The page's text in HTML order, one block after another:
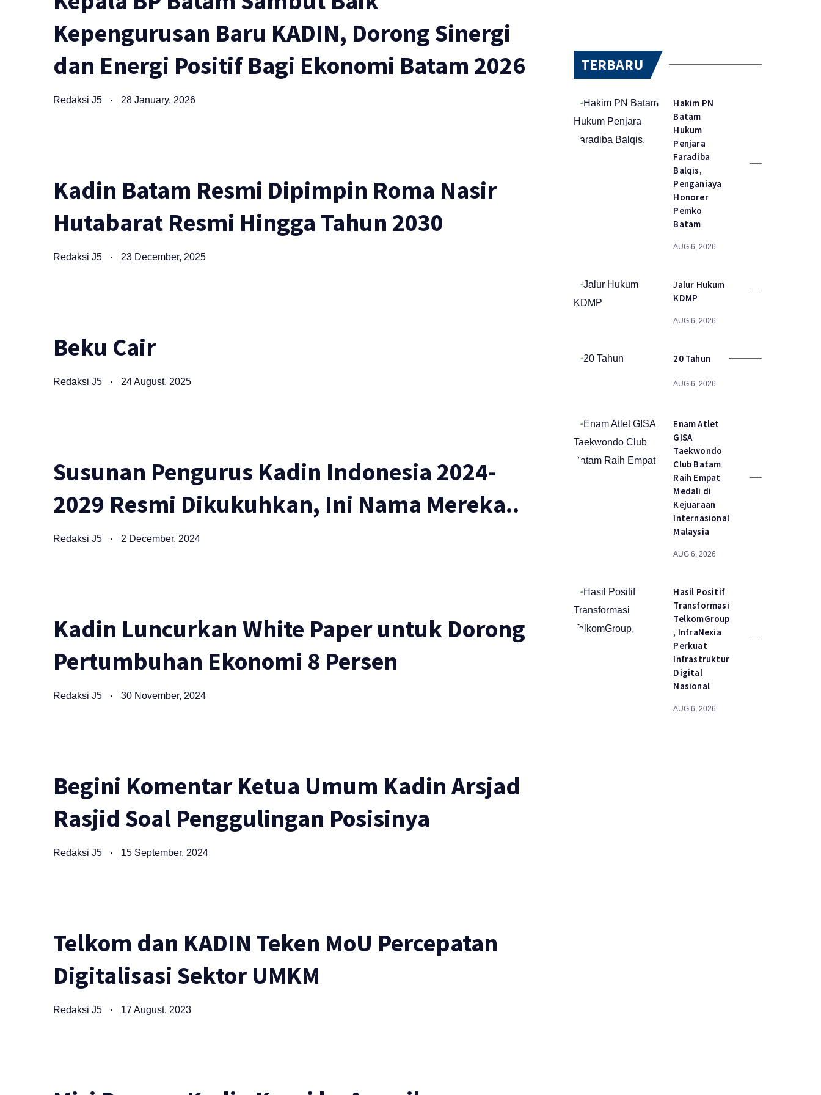
Kepengurusan Baru KADIN, Dorong Sinergi
dan Energi Positif Bagi Ekonomi Batam 2026
Redaksi J5 28 January, 2026
Kadin Batam Resmi Dipimpin Roma Nasir
Hutabarat Resmi Hingga Tahun 2030
Redaksi J5 23 December, 2025
Beku Cair
Redaksi J5 24 August, 2025
Susunan Pengurus Kadin Indonesia 2024-
2029 Resmi Dikukuhkan, Ini Nama Mereka..
Redaksi J5 2 December, 2024
Kadin Luncurkan White Paper untuk Dorong
Pertumbuhan Ekonomi 8 Persen
Redaksi J5 30 November, 2024
Begini Komentar Ketua Umum Kadin Arsjad
Rasjid Soal Penggulingan Posisinya
Redaksi J5 15 September, 2024
Telkom dan KADIN Teken MoU Percepatan
Digitalisasi Sektor UMKM
Redaksi J5 17 August, 2023
TERBARU
Hakim PN
Batam
Hukum
Penjara
Faradiba
Balqis,
Penganiaya
Honorer
Pemko
Batam
AUG 6, 2026
Jalur Hukum
KDMP
AUG 6, 2026
20 Tahun
AUG 6, 2026
Enam Atlet
GISA
Taekwondo
Club Batam
Raih Empat
Medali di
Kejuaraan
Internasional
Malaysia
AUG 6, 2026
Hasil Positif
Transformasi
TelkomGroup
, InfraNexia
Perkuat
Infrastruktur
Digital
Nasional
AUG 6, 2026